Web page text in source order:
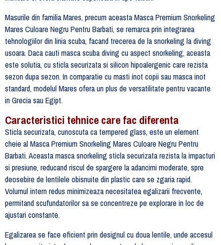
Masurile din familia Mares, precum aceasta Masca Premium Snorkeling
Mares Culoare Negru Pentru Barbati, se remarca prin integrarea
tehnologiilor din linia scuba, facand trecerea de la snorkeling la diving
usoara. Daca cauti masca scuba diving cu aspect snorkeling, aceasta
este solutia, cu sticla securizata si silicon hipoalergenic care rezista
sezon dupa sezon. In comparatie cu masti inot copii sau masca inot
standard, modelul Mares ofera un plus de versatilitate pentru vacante
in Grecia sau Egipt.
Caracteristici tehnice care fac diferenta
Sticla securizata, cunoscuta ca tempered glass, este un element
cheie al Masca Premium Snorkeling Mares Culoare Negru Pentru
Barbati. Aceasta masca snorkeling sticla securizata rezista la impacturi
si presiune, reducand riscul de spargere la adancimi moderate, spre
deosebire de lentilele obisnuite din plastic care se zgaria rapid.
Volumul intern redus minimizeaza necesitatea egalizarii frecvente,
permitand scufundatorilor sa se concentreze pe explorare in loc de
ajustari constante.
Egalizarea se face eficient prin designul cu doua lentile, unde accesul